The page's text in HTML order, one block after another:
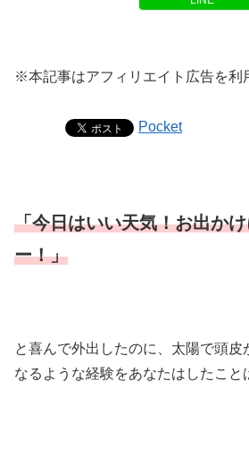
※本記事はアフィリエイト広告を利
Pocket
「今日はいい天気！お出か
ー！」
と喜んで外出したのに、太陽で頭皮
なるような経験をあなたはしたこと